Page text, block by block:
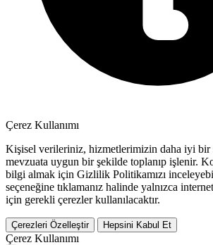
Çerez Kullanımı
Kişisel verileriniz, hizmetlerimizin daha iyi bir
mevzuata uygun bir şekilde toplanıp işlenir.
bilgi almak için Gizlilik Politikamızı
seçeneğine tıklamanız halinde yalnızca
için gerekli çerezler kullanılacaktır.
Çerezleri Özelleştir Hepsini Kabul Et
Çerez Kullanımı